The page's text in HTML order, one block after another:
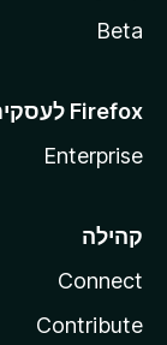
Beta
Enterprise
קהילה
Connect
Contribute